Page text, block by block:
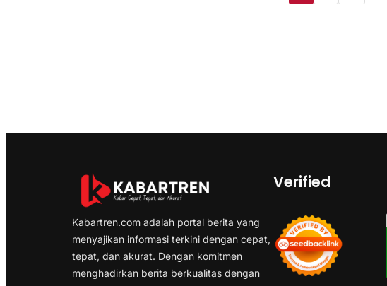
Kabartren.com adalah portal berita yang
menyajikan informasi terkini dengan cepat,
tepat, dan akurat. Dengan komitmen
menghadirkan berita berkualitas dengan
Verified